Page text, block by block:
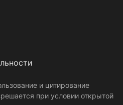
и цитирование
при условии открытой